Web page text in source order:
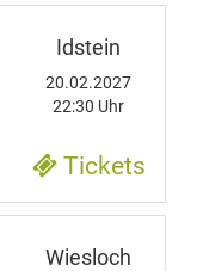
Idstein
20.02.2027
22:30 Uhr
Tickets
Wiesloch